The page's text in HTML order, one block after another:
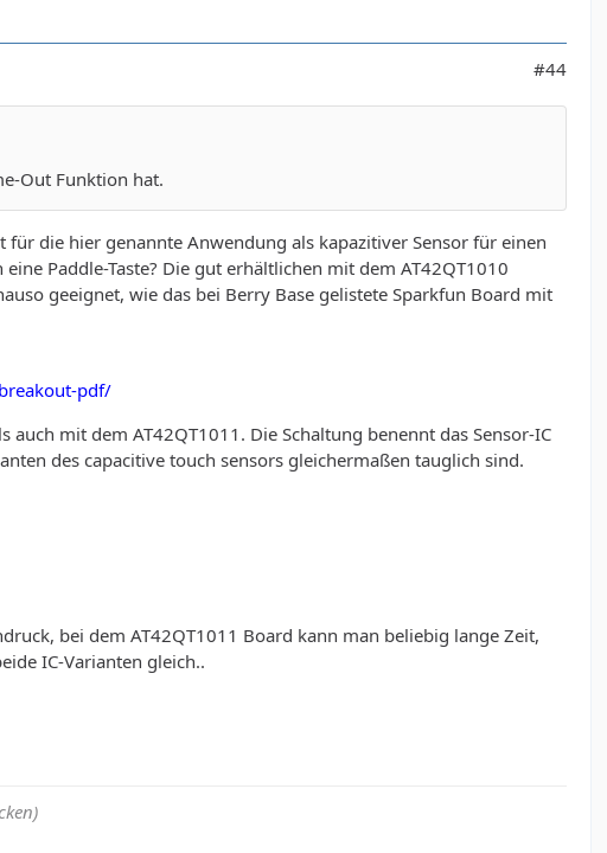
#44
Out Funktion hat.
die hier genannte Anwendung als kapazitiver Sensor für einen
Paddle-Taste? Die gut erhältlichen mit dem AT42QT1010
geeignet, wie das bei Berry Base gelistete Sparkfun Board mit
pdf/
mit dem AT42QT1011. Die Schaltung benennt das Sensor-IC
des capacitive touch sensors gleichermaßen tauglich sind.
bei dem AT42QT1011 Board kann man beliebig lange Zeit,
IC-Varianten gleich..